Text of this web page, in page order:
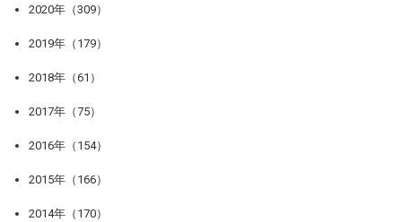
2020年（309）
2019年（179）
2018年（61）
2017年（75）
2016年（154）
2015年（166）
2014年（170）